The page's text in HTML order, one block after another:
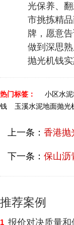
光保养、
市挑拣精
牌，愿意
做到深思
抛光机钱实
热门标签： 小区水
钱
玉溪水泥地面抛光
上一条： 香港抛
下一条： 保山沥
推荐案例
1